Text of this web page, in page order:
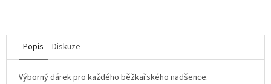
Popis Diskuze
Výborný dárek pro každého běžkařského nadšence.